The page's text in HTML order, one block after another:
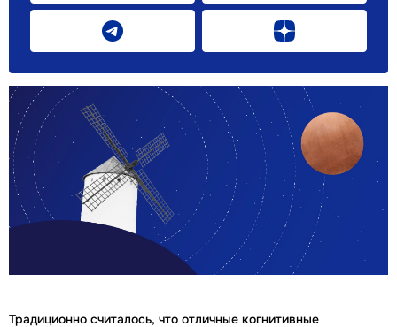
Традиционно считалось, что отличные когнитивные